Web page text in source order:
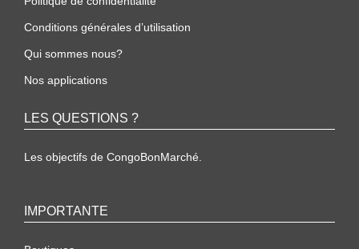
Conditions générales d’utilisation
Qui sommes nous?
Nos applications
LES QUESTIONS ?
Les objectifs de CongoBonMarché.
IMPORTANTE